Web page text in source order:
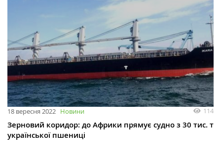
18 вересня 2022 Новини 114
Зерновий коридор: до Африки прямує судно з 30 тис. т
української пшениці